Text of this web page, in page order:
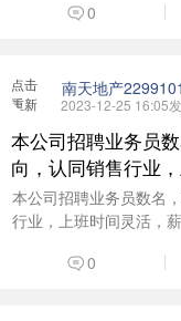
0
点击
重新
南天地产2299101
2023-12-25 16:05
本公司招聘业务员
向，认同销售行业
电咨询了解：
本公司招聘业务员数名
行业，上班时间灵活，
0